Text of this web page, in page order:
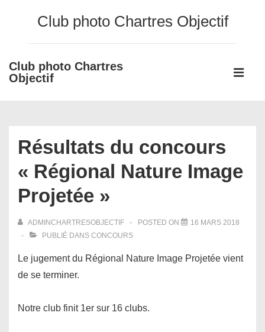
principal
Club photo Chartres Objectif
Club photo Chartres
Objectif
Main
Résultats du concours
« Régional Nature Image
Projetée »
ADMINCHARTRESOBJECTIF POSTED ON
16 MARS 2018
PUBLIÉ DANS CONCOURS
Le jugement du Régional Nature Image Projetée vient
de se terminer.
Notre club finit 1er sur 16 clubs.